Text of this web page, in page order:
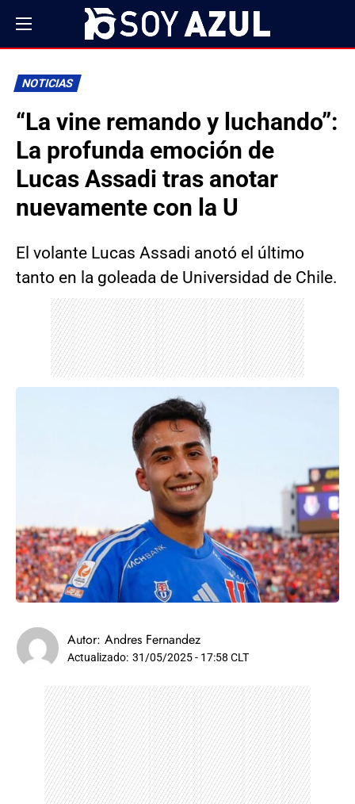
NOTICIAS
“La vine remando y luchando”:
La profunda emoción de
Lucas Assadi tras anotar
nuevamente con la U
El volante Lucas Assadi anotó el último
tanto en la goleada de Universidad de Chile.
Autor: Andres Fernandez
Actualizado: 31/05/2025 - 17:58 CLT